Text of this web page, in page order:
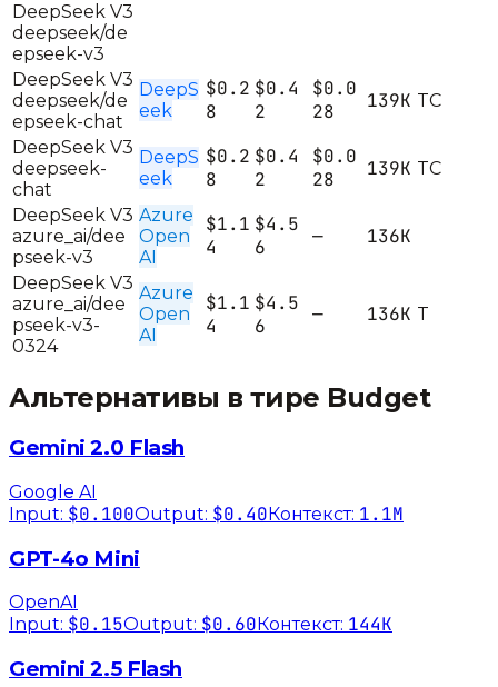
DeepSeek V3
deepseek/de
epseek-v3
DeepSeek V3
deepseek/de
epseek-chat
DeepS
eek
$0.2
8
$0.4
2
$0.0
28
139K TC
DeepSeek V3
deepseek-
chat
DeepS
eek
$0.2
8
$0.4
2
$0.0
28
139K TC
DeepSeek V3
azure_ai/dee
pseek-v3
Azure
Open
AI
$1.1
4
$4.5
6
— 136K
DeepSeek V3
azure_ai/dee
pseek-v3-
0324
Azure
Open
AI
$1.1
4
$4.5
6
— 136K T
Альтернативы в тире Budget
Gemini 2.0 Flash
Google AI
Input: $0.100Output: $0.40Контекст: 1.1M
GPT-4o Mini
OpenAI
Input: $0.15Output: $0.60 Контекст: 144K
Gemini 2.5 Flash